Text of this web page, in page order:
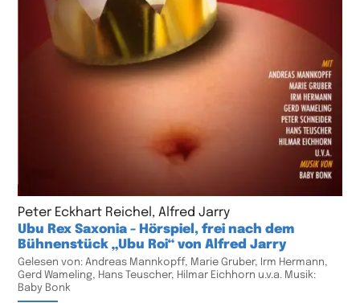
Peter Eckhart Reichel, Alfred Jarry
Ubu Rex Saxonia - Hörspiel, frei nach dem
Bühnenstück „Ubu Roi“ von Alfred Jarry
Gelesen von: Andreas Mannkopff, Marie Gruber, Irm Hermann,
Gerd Wameling, Hans Teuscher, Hilmar Eichhorn u.v.a. Musik:
Baby Bonk